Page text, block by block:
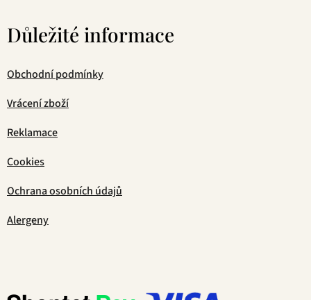
Důležité informace
Obchodní podmínky
Vrácení zboží
Reklamace
Cookies
Ochrana osobních údajů
Alergeny